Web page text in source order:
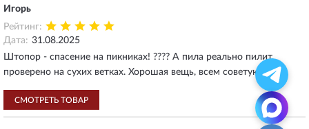
Игорь
Рейтинг:
Дата: 31.08.2025
Штопор - спасение на пикниках! ???? А пила реально пилит,
проверено на сухих ветках. Хорошая вещь, всем советую.
СМОТРЕТЬ ТОВАР